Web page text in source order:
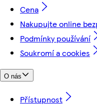
Cena
Nakupujte online
Podmínky používání
Soukromí a cookies
O nás
Přístupnost